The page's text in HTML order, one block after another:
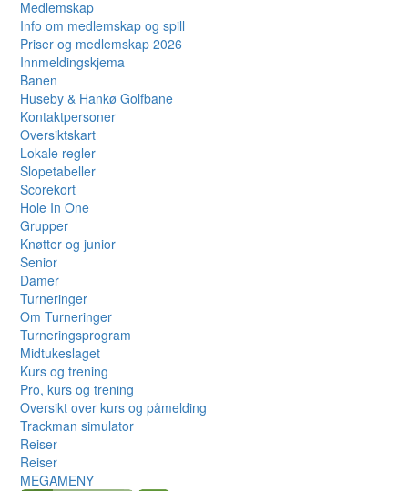
Medlemskap
Info om medlemskap og spill
Priser og medlemskap 2026
Innmeldingskjema
Banen
Huseby & Hankø Golfbane
Kontaktpersoner
Oversiktskart
Lokale regler
Slopetabeller
Scorekort
Hole In One
Grupper
Knøtter og junior
Senior
Damer
Turneringer
Om Turneringer
Turneringsprogram
Midtukeslaget
Kurs og trening
Pro, kurs og trening
Oversikt over kurs og påmelding
Trackman simulator
Reiser
Reiser
MEGAMENY